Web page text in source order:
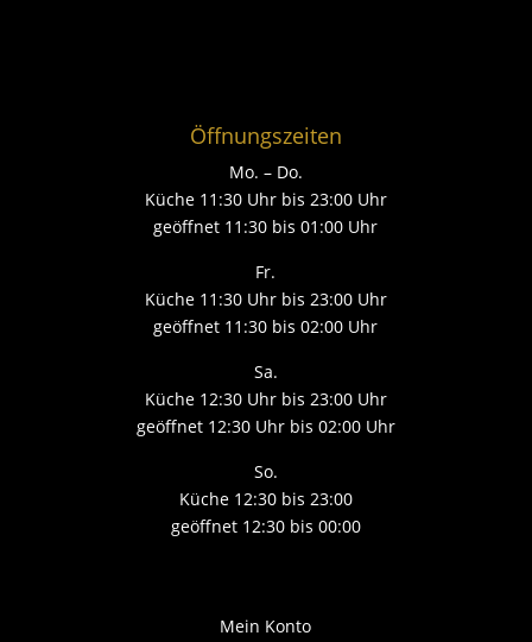
Öffnungszeiten
Mo. – Do.
Küche 11:30 Uhr bis 23:00 Uhr
geöffnet 11:30 bis 01:00 Uhr
Fr.
Küche 11:30 Uhr bis 23:00 Uhr
geöffnet 11:30 bis 02:00 Uhr
Sa.
Küche 12:30 Uhr bis 23:00 Uhr
geöffnet 12:30 Uhr bis 02:00 Uhr
So.
Küche 12:30 bis 23:00
geöffnet 12:30 bis 00:00
Mein Konto